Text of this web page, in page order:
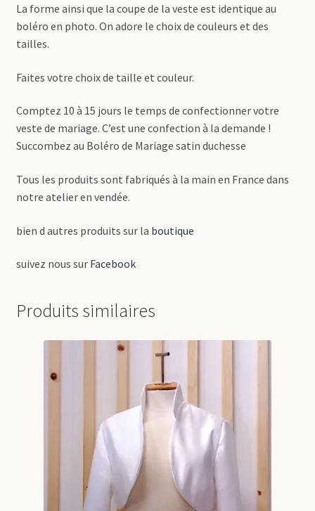
La forme ainsi que la coupe de la veste est identique au
boléro en photo. On adore le choix de couleurs et des
tailles.
Faites votre choix de taille et couleur.
Comptez 10 à 15 jours le temps de confectionner votre
veste de mariage. C’est une confection à la demande !
Succombez au Boléro de Mariage satin duchesse
Tous les produits sont fabriqués à la main en France dans
notre atelier en vendée.
bien d autres produits sur la boutique
suivez nous sur Facebook
Produits similaires